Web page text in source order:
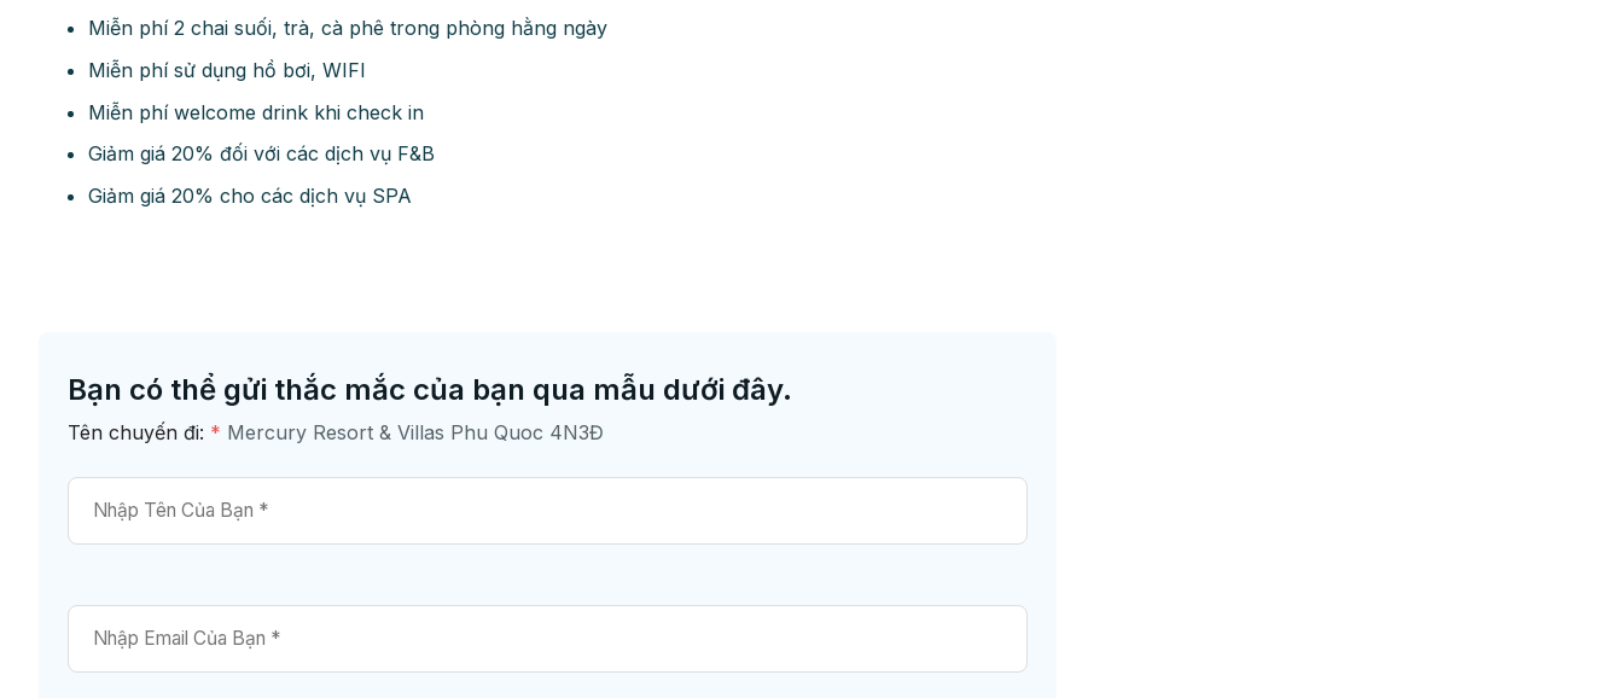
Miễn phí 2 chai suối, trà, cà phê trong phòng hằng ngày
Miễn phí sử dụng hồ bơi, WIFI
Miễn phí welcome drink khi check in
Giảm giá 20% đối với các dịch vụ F&B
Giảm giá 20% cho các dịch vụ SPA
Bạn có thể gửi thắc mắc của bạn qua mẫu dưới đây.
Tên chuyến đi: * Mercury Resort & Villas Phu Quoc 4N3Đ